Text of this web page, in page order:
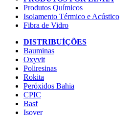
Produtos Químicos
Isolamento Térmico e Acústico
Fibra de Vidro
DISTRIBUÍÇÕES
Bauminas
Oxyvit
Poliresinas
Rokita
Peróxidos Bahia
CPIC
Basf
Isover